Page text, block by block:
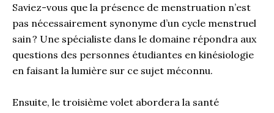
Saviez-vous que la présence de menstruation n’est
pas nécessairement synonyme d’un cycle menstruel
sain ? Une spécialiste dans le domaine répondra aux
questions des personnes étudiantes en kinésiologie
en faisant la lumière sur ce sujet méconnu.
Ensuite, le troisième volet abordera la santé